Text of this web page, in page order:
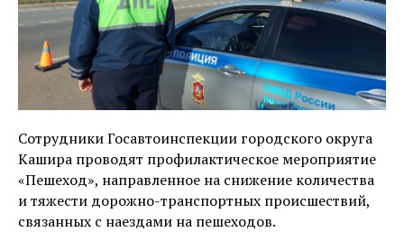
Сотрудники Госавтоинспекции городского округа
Кашира проводят профилактическое мероприятие
«Пешеход», направленное на снижение количества
и тяжести дорожно-транспортных происшествий,
связанных с наездами на пешеходов.